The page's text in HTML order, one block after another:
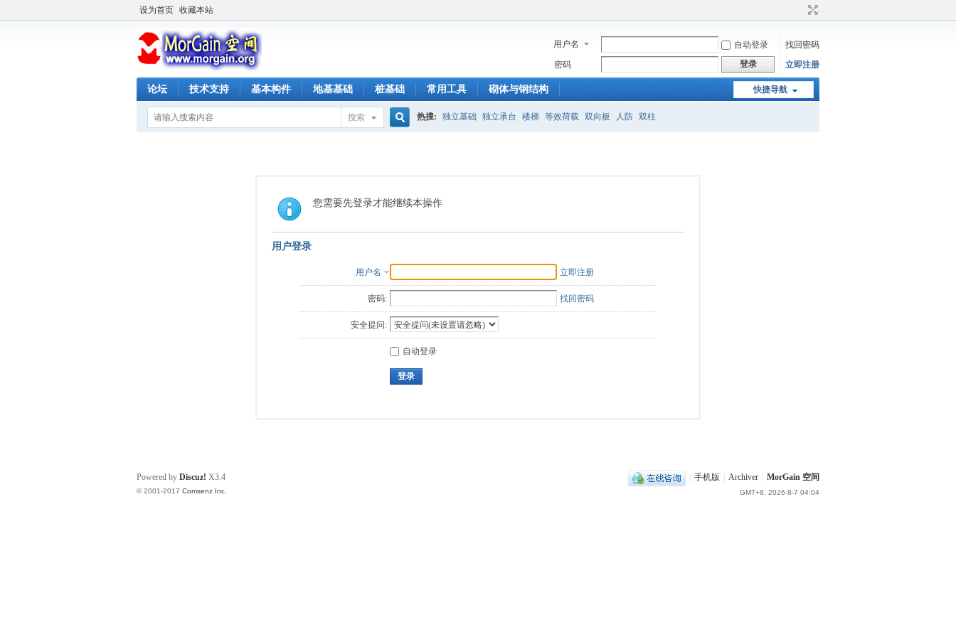
设为首页 收藏本站
用户名 自动登录
找回密码
密码
登录 立即注册
快捷导航
论坛 技术支持 基本构件 地基基础 桩基础 常用工具 砌体与钢结构
搜索
索
热搜: 独立基础 独立承台 楼梯 等效荷载 双向板 人防 双柱
您需要先登录才能继续本操作
用户登录
用户名 立即注册
密码: 找回密码
安全提问:
自动登录
登录
手机版 Archiver MorGain 空间
GMT+8, 2026-8-7 04:04
Powered by Discuz! X3.4
© 2001-2017 Comsenz Inc.